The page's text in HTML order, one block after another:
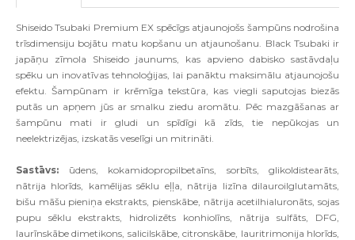
Shiseido Tsubaki Premium EX spēcīgs atjaunojošs šampūns nodrošina
trīsdimensiju bojātu matu kopšanu un atjaunošanu. Black Tsubaki ir
japāņu zīmola Shiseido jaunums, kas apvieno dabisko sastāvdaļu
spēku un inovatīvas tehnoloģijas, lai panāktu maksimālu atjaunojošu
efektu. Šampūnam ir krēmīga tekstūra, kas viegli saputojas biezās
putās un apņem jūs ar smalku ziedu aromātu. Pēc mazgāšanas ar
šampūnu mati ir gludi un spīdīgi kā zīds, tie nepūkojas un
neelektrizējas, izskatās veselīgi un mitrināti.
Sastāvs: ūdens, kokamidopropilbetaīns, sorbīts, glikoldistearāts,
nātrija hlorīds, kamēlijas sēklu eļļa, nātrija lizīna dilauroilglutamāts,
bišu māšu pieniņa ekstrakts, pienskābe, nātrija acetilhialuronāts, sojas
pupu sēklu ekstrakts, hidrolizēts konhiolīns, nātrija sulfāts, DFG,
laurīnskābe dimetikons, salicilskābe, citronskābe, lauritrimonija hlorīds,